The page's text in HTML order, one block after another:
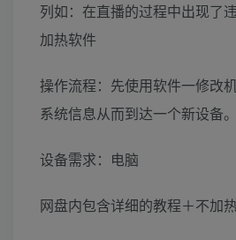
列如：在直播的过程中出现了
加热软件
操作流程：先使用软件一修改
系统信息从而到达一个新设备
设备需求：电脑
网盘内包含详细的教程＋不加